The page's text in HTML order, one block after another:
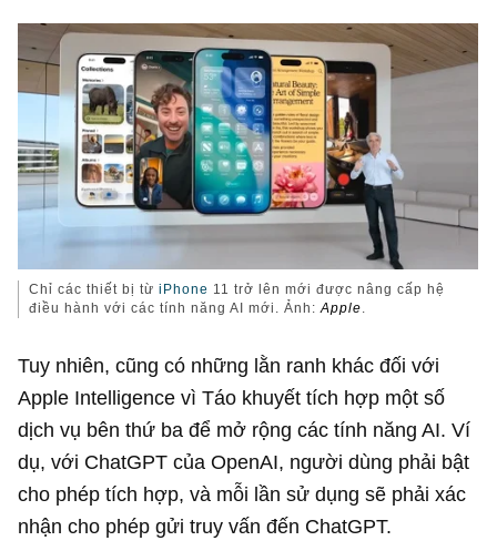
Chỉ các thiết bị từiPhone 11 trở lên mới được nâng cấp hệ
điều hành với các tính năng AI mới. Ảnh:Apple.
Tuy nhiên, cũng có những lằn ranh khác đối với
Apple Intelligence vì Táo khuyết tích hợp một số
dịch vụ bên thứ ba để mở rộng các tính năng AI. Ví
dụ, với ChatGPT của OpenAI, người dùng phải bật
cho phép tích hợp, và mỗi lần sử dụng sẽ phải xác
nhận cho phép gửi truy vấn đến ChatGPT.